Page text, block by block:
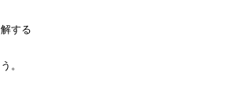
する
。